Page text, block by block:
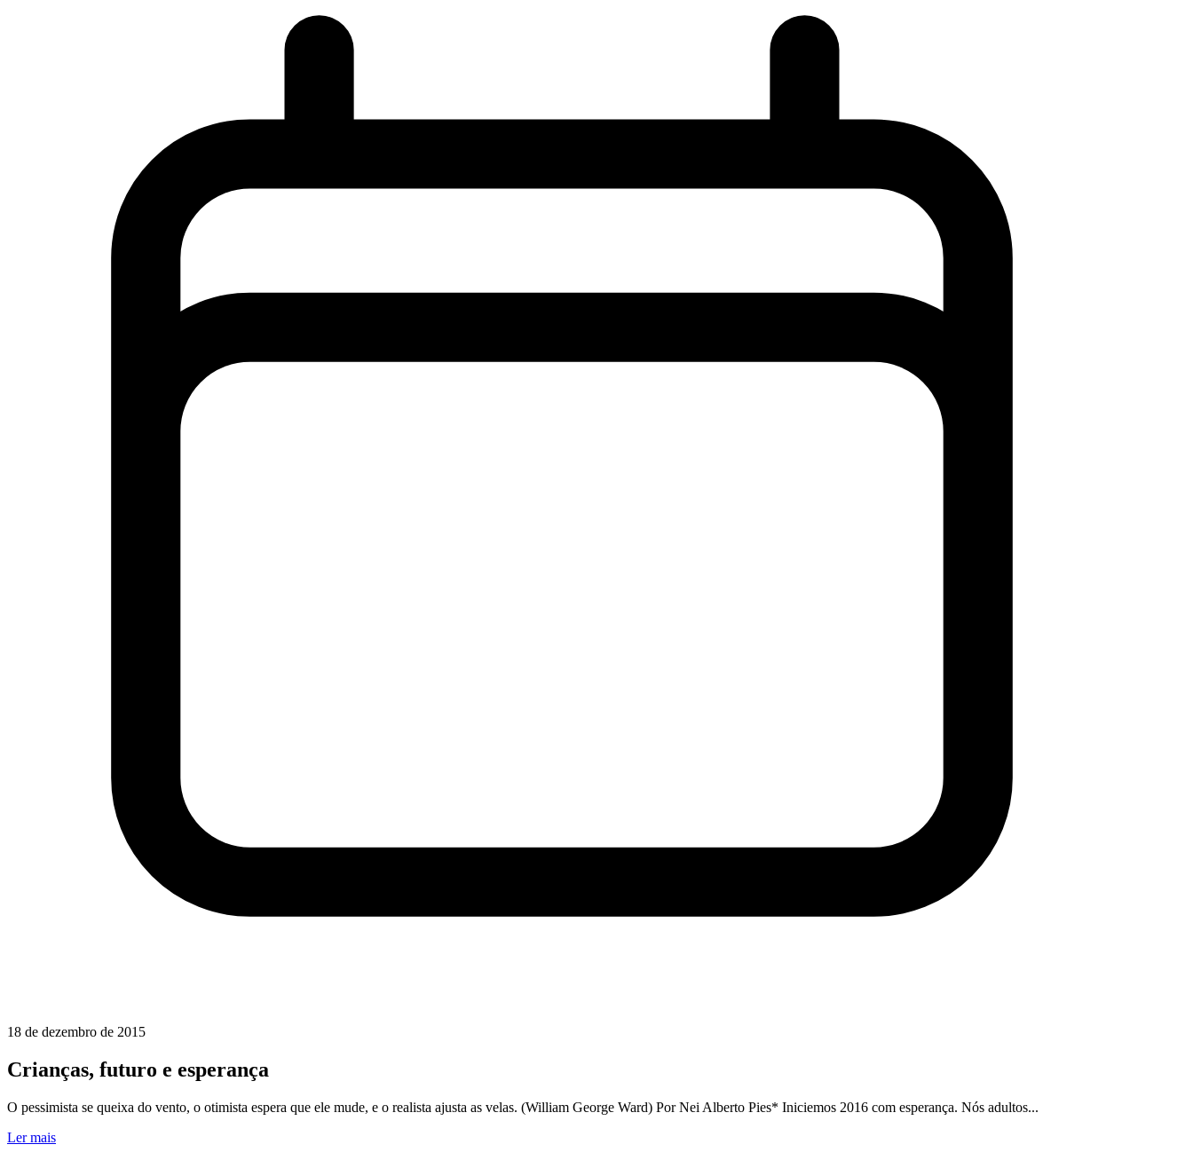
18 de dezembro de 2015
Crianças, futuro e esperança
O pessimista se queixa do vento, o otimista espera que ele mude, e o realista ajusta as velas. (William George Ward) Por Nei Alberto Pies* Iniciemos 2016 com esperança. Nós adultos...
Ler mais